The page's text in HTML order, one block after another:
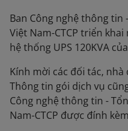
Ban Công nghệ thông tin
Việt Nam-CTCP triển
hệ thống UPS 120KVA
Kính mời các đối tác,
Thông tin gói dịch vụ
Công nghệ thông tin -
Nam-CTCP được đính kèm